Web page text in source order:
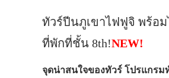
ทัวร์ปีนภูเขาไฟฟูจิ พร้อ
ที่พักที่ชั้น 8th!NEW!
จุดน่าสนใจของทัวร์ โปรแกร